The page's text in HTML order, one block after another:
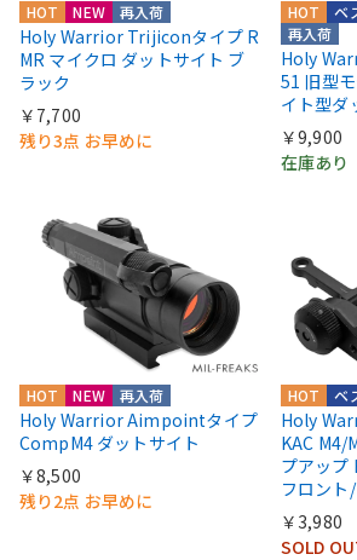
HOT NEW 再入荷
Holy Warrior Trijiconタイプ R
MR マイクロ ダットサイト ブ
ラック
￥7,700
残り3点 お早めに
HOT
再入荷
ベ
Holy
51 旧型
イト型ダ
￥9,900
在庫あり
HOT NEW 再入荷
Holy Warrior Aimpointタイプ
CompM4 ダットサイト
￥8,500
残り2点 お早めに
HOT ベ
Holy
KAC M4/
プアップ
フロント
￥3,980
SOLD